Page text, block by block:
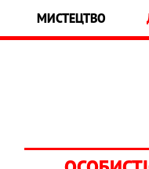
МИСТЕЦТВО